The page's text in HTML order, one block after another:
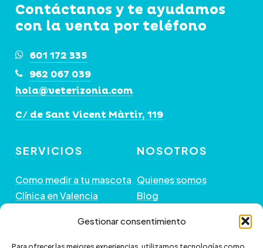
Gestionar consentimiento
Contáctanos y te ayudamos
con la venta por teléfono
601 172 335
962 067 039
hola@veterizonia.com
C/ de Sant Vicent Màrtir, 119
SERVICIOS
Como medir a tu mascota
Clínica en Valencia
NOSOTROS
Quienes somos
Blog
GUÍA DE COMPRA + INFORMACIÓN